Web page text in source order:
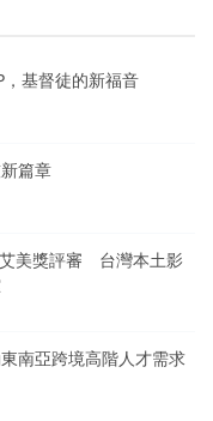
，基督徒的新福音
篇章
美獎評審 台灣本土影
南亞跨境高階人才需求